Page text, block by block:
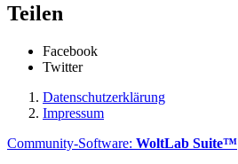
Teilen
Facebook
Twitter
Datenschutzerklärung
Impressum
Community-Software: WoltLab Suite™